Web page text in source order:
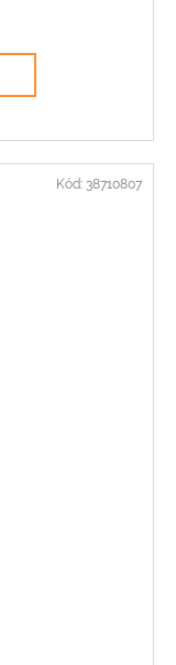
Kód: 38710807